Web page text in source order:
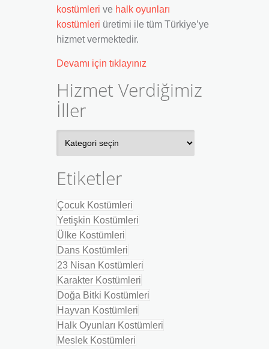
kostümleri ve halk oyunları
kostümleri üretimi ile tüm Türkiye’ye
hizmet vermektedir.
Devamı için tıklayınız
Hizmet Verdiğimiz
İller
Verdiğimiz
Etiketler
Çocuk Kostümleri
Yetişkin Kostümleri
Ülke Kostümleri
Dans Kostümleri
23 Nisan Kostümleri
Karakter Kostümleri
Doğa Bitki Kostümleri
Hayvan Kostümleri
Halk Oyunları Kostümleri
Meslek Kostümleri